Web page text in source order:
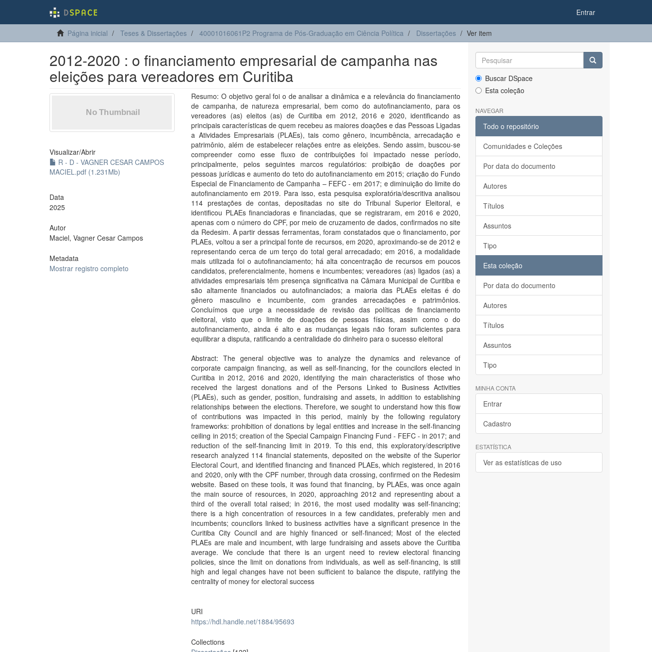
Entrar
Página inicial Teses & Dissertações 40001016061P2 Programa de Pós-Graduação em Ciência Política Dissertações Ver item
2012-2020 : o financiamento empresarial de campanha nas
eleições para vereadores em Curitiba
Visualizar/Abrir
R - D - VAGNER CESAR CAMPOS
MACIEL.pdf (1.231Mb)
Data
2025
Autor
Maciel, Vagner Cesar Campos
Metadata
Mostrar registro completo
Resumo: O objetivo geral foi o de analisar a dinâmica e a relevância do financiamento
de campanha, de natureza empresarial, bem como do autofinanciamento, para os
vereadores (as) eleitos (as) de Curitiba em 2012, 2016 e 2020, identificando as
principais características de quem recebeu as maiores doações e das Pessoas Ligadas
a Atividades Empresariais (PLAEs), tais como gênero, incumbência, arrecadação e
patrimônio, além de estabelecer relações entre as eleições. Sendo assim, buscou-se
compreender como esse fluxo de contribuições foi impactado nesse período,
principalmente, pelos seguintes marcos regulatórios: proibição de doações por
pessoas jurídicas e aumento do teto do autofinanciamento em 2015; criação do Fundo
Especial de Financiamento de Campanha – FEFC - em 2017; e diminuição do limite do
autofinanciamento em 2019. Para isso, esta pesquisa exploratória/descritiva analisou
114 prestações de contas, depositadas no site do Tribunal Superior Eleitoral, e
identificou PLAEs financiadoras e financiadas, que se registraram, em 2016 e 2020,
apenas com o número do CPF, por meio de cruzamento de dados, confirmados no site
da Redesim. A partir dessas ferramentas, foram constatados que o financiamento, por
PLAEs, voltou a ser a principal fonte de recursos, em 2020, aproximando-se de 2012 e
representando cerca de um terço do total geral arrecadado; em 2016, a modalidade
mais utilizada foi o autofinanciamento; há alta concentração de recursos em poucos
candidatos, preferencialmente, homens e incumbentes; vereadores (as) ligados (as) a
atividades empresariais têm presença significativa na Câmara Municipal de Curitiba e
são altamente financiados ou autofinanciados; a maioria das PLAEs eleitas é do
gênero masculino e incumbente, com grandes arrecadações e patrimônios.
Concluímos que urge a necessidade de revisão das políticas de financiamento
eleitoral, visto que o limite de doações de pessoas físicas, assim como o do
autofinanciamento, ainda é alto e as mudanças legais não foram suficientes para
equilibrar a disputa, ratificando a centralidade do dinheiro para o sucesso eleitoral
Abstract: The general objective was to analyze the dynamics and relevance of
corporate campaign financing, as well as self-financing, for the councilors elected in
Curitiba in 2012, 2016 and 2020, identifying the main characteristics of those who
received the largest donations and of the Persons Linked to Business Activities
(PLAEs), such as gender, position, fundraising and assets, in addition to establishing
relationships between the elections. Therefore, we sought to understand how this flow
of contributions was impacted in this period, mainly by the following regulatory
frameworks: prohibition of donations by legal entities and increase in the self-financing
ceiling in 2015; creation of the Special Campaign Financing Fund - FEFC - in 2017; and
reduction of the self-financing limit in 2019. To this end, this exploratory/descriptive
research analyzed 114 financial statements, deposited on the website of the Superior
Electoral Court, and identified financing and financed PLAEs, which registered, in 2016
and 2020, only with the CPF number, through data crossing, confirmed on the Redesim
website. Based on these tools, it was found that financing, by PLAEs, was once again
the main source of resources, in 2020, approaching 2012 and representing about a
third of the overall total raised; in 2016, the most used modality was self-financing;
there is a high concentration of resources in a few candidates, preferably men and
incumbents; councilors linked to business activities have a significant presence in the
Curitiba City Council and are highly financed or self-financed; Most of the elected
PLAEs are male and incumbent, with large fundraising and assets above the Curitiba
average. We conclude that there is an urgent need to review electoral financing
policies, since the limit on donations from individuals, as well as self-financing, is still
high and legal changes have not been sufficient to balance the dispute, ratifying the
centrality of money for electoral success
URI
https://hdl.handle.net/1884/95693
Collections
Buscar DSpace
Esta coleção
NAVEGAR
Todo o repositório
Comunidades e Coleções
Por data do documento
Autores
Títulos
Assuntos
Tipo
Esta coleção
Por data do documento
Autores
Títulos
Assuntos
Tipo
MINHA CONTA
Entrar
Cadastro
ESTATÍSTICA
Ver as estatísticas de uso